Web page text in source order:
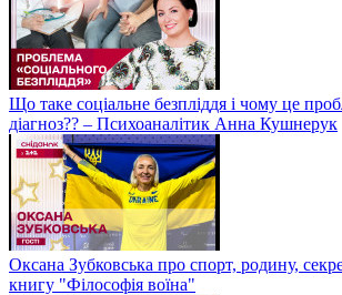
Що таке соціальне безпліддя і чому це
діагноз?? – Психоаналітик Анна Кушнерук
Оксана Зубковська про спорт, родину,
книгу "Філософія воїна"